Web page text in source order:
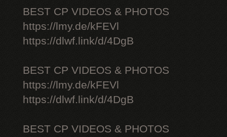
BEST CP VIDEOS & PHOTOS
https://lmy.de/kFEVl
https://dlwf.link/d/4DgB
BEST CP VIDEOS & PHOTOS
https://lmy.de/kFEVl
https://dlwf.link/d/4DgB
BEST CP VIDEOS & PHOTOS